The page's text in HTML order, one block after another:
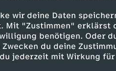
wir deine Daten
"Zustimmen" erklärst
benötigen. Oder
du deine
jederzeit mit Wirkung